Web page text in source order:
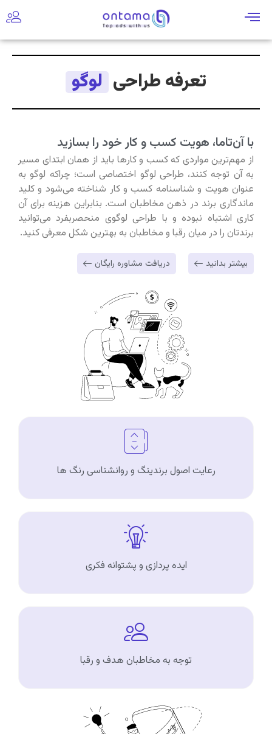
تعرفه طراحی لوگو
با آن‌تاما، هویت کسب و کار خود را بسازید
از مهم‌‌ترین مواردی که کسب و کارها باید از همان ابتدای مسیر
به آن توجه کنند، طراحی لوگو اختصاصی است؛ چراکه لوگو به
عنوان هویت و شناسنامه کسب و کار شناخته می‌شود و کلید
ماندگاری برند در ذهن مخاطبان است. بنابراین هزینه برای آن
کاری اشتباه نبوده و با طراحی لوگوی منحصربفرد می‌توانید
برندتان را در میان رقبا و مخاطبان به بهترین شکل معرفی کنید.
بیشتر بدانید دریافت مشاوره رایگان
رعایت اصول برندینگ و روانشناسی رنگ ها
ایده پردازی و پشتوانه فکری
توجه به مخاطبان هدف و رقبا